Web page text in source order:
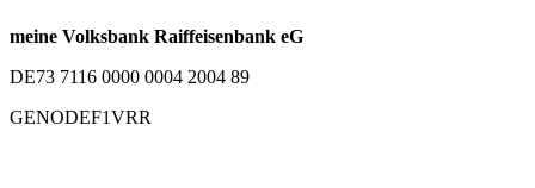
meine Volksbank Raiffeisenbank eG
DE73 7116 0000 0004 2004 89
GENODEF1VRR